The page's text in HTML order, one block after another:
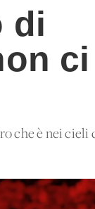
di
ci
che è nei cieli